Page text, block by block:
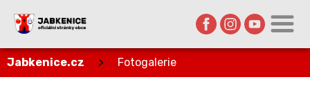
Jabkenice.cz > Fotogalerie